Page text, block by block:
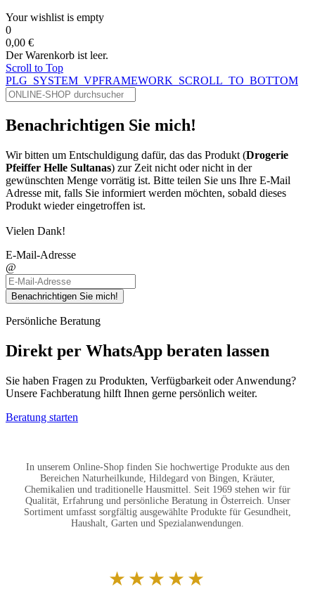
Your wishlist is empty
0
0,00 €
Der Warenkorb ist leer.
Scroll to Top
PLG_SYSTEM_VPFRAMEWORK_SCROLL_TO_BOTTOM
Benachrichtigen Sie mich!
Wir bitten um Entschuldigung dafür, das das Produkt (Drogerie
Pfeiffer Helle Sultanas) zur Zeit nicht oder nicht in der
gewünschten Menge vorrätig ist. Bitte teilen Sie uns Ihre E-Mail
Adresse mit, falls Sie informiert werden möchten, sobald dieses
Produkt wieder eingetroffen ist.
Vielen Dank!
E-Mail-Adresse
@
Benachrichtigen Sie mich!
Persönliche Beratung
Direkt per WhatsApp beraten lassen
Sie haben Fragen zu Produkten, Verfügbarkeit oder Anwendung?
Unsere Fachberatung hilft Ihnen gerne persönlich weiter.
Beratung starten
In unserem Online-Shop finden Sie hochwertige Produkte aus den
Bereichen Naturheilkunde, Hildegard von Bingen, Kräuter,
Chemikalien und traditionelle Hausmittel. Seit 1969 stehen wir für
Qualität, Erfahrung und persönliche Beratung in Österreich. Unser
Sortiment umfasst sorgfältig ausgewählte Produkte für Gesundheit,
Haushalt, Garten und Spezialanwendungen.
★★★★★